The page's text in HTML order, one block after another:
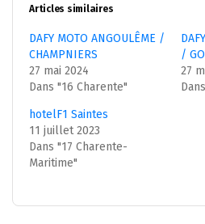
Articles similaires
DAFY MOTO ANGOULÊME /
CHAMPNIERS
27 mai 2024
Dans "16 Charente"
/
27
hotelF1 Saintes
11 juillet 2023
Dans "17 Charente-
Maritime"